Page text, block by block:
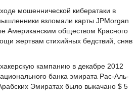
мошеннической кибератаки в
взломали карты JPMorgan
Американским обществом Красного
жертвам стихийных бедствий, сняв
кампанию в декабре 2012
банка эмирата Рас-Аль-
Эмиратах было выкачано $ 5